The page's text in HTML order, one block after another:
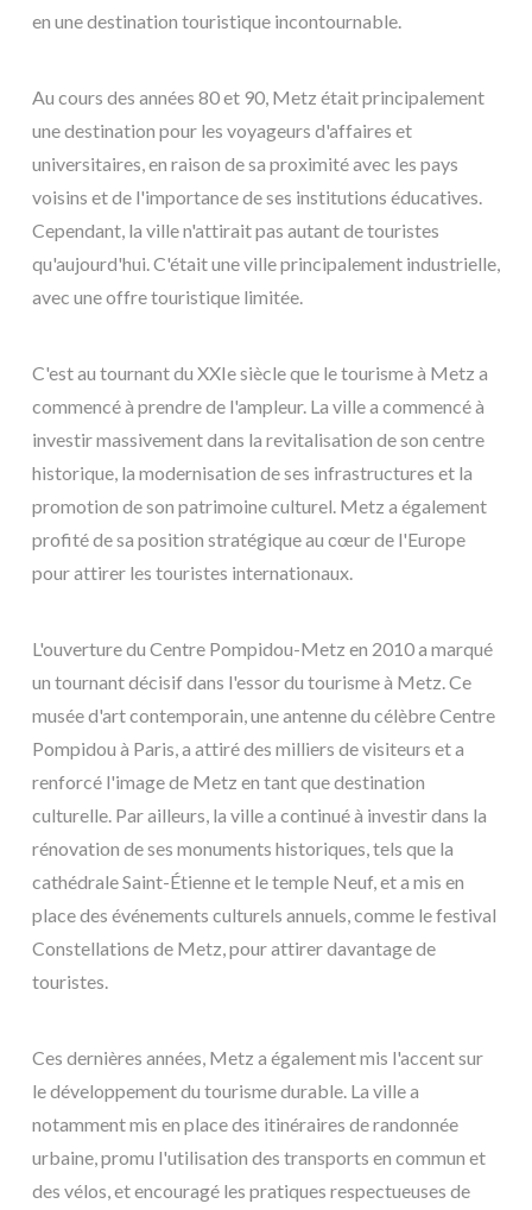
en une destination touristique incontournable.
Au cours des années 80 et 90, Metz était principalement
une destination pour les voyageurs d'affaires et
universitaires, en raison de sa proximité avec les pays
voisins et de l'importance de ses institutions éducatives.
Cependant, la ville n'attirait pas autant de touristes
qu'aujourd'hui. C'était une ville principalement industrielle,
avec une offre touristique limitée.
C'est au tournant du XXIe siècle que le tourisme à Metz a
commencé à prendre de l'ampleur. La ville a commencé à
investir massivement dans la revitalisation de son centre
historique, la modernisation de ses infrastructures et la
promotion de son patrimoine culturel. Metz a également
profité de sa position stratégique au cœur de l'Europe
pour attirer les touristes internationaux.
L'ouverture du Centre Pompidou-Metz en 2010 a marqué
un tournant décisif dans l'essor du tourisme à Metz. Ce
musée d'art contemporain, une antenne du célèbre Centre
Pompidou à Paris, a attiré des milliers de visiteurs et a
renforcé l'image de Metz en tant que destination
culturelle. Par ailleurs, la ville a continué à investir dans la
rénovation de ses monuments historiques, tels que la
cathédrale Saint-Étienne et le temple Neuf, et a mis en
place des événements culturels annuels, comme le festival
Constellations de Metz, pour attirer davantage de
touristes.
Ces dernières années, Metz a également mis l'accent sur
le développement du tourisme durable. La ville a
notamment mis en place des itinéraires de randonnée
urbaine, promu l'utilisation des transports en commun et
des vélos, et encouragé les pratiques respectueuses de